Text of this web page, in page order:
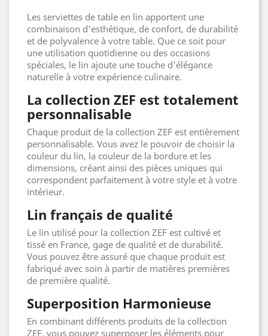
Les serviettes de table en lin apportent une
combinaison d'esthétique, de confort, de durabilité
et de polyvalence à votre table. Que ce soit pour
une utilisation quotidienne ou des occasions
spéciales, le lin ajoute une touche d'élégance
naturelle à votre expérience culinaire.
La collection ZEF est totalement
personnalisable
Chaque produit de la collection ZEF est entièrement
personnalisable. Vous avez le pouvoir de choisir la
couleur du lin, la couleur de la bordure et les
dimensions, créant ainsi des pièces uniques qui
correspondent parfaitement à votre style et à votre
intérieur.
Lin français de qualité
Le lin utilisé pour la collection ZEF est cultivé et
tissé en France, gage de qualité et de durabilité.
Vous pouvez être assuré que chaque produit est
fabriqué avec soin à partir de matières premières
de première qualité.
Superposition Harmonieuse
En combinant différents produits de la collection
ZEF, vous pouvez superposer les éléments pour